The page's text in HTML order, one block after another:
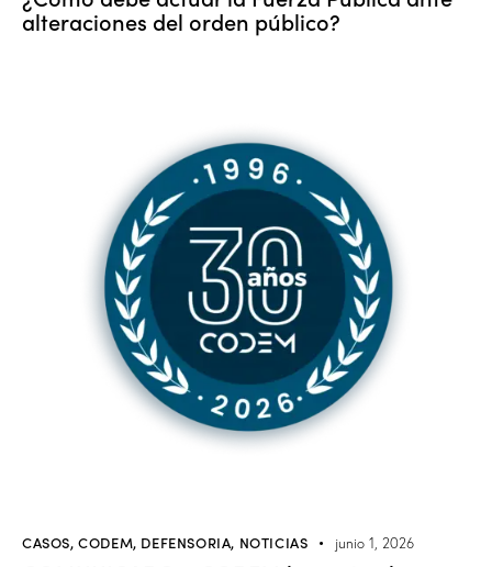
alteraciones del orden público?
CASOS,CODEM, DEFENSORIA, NOTICIAS junio 1, 2026